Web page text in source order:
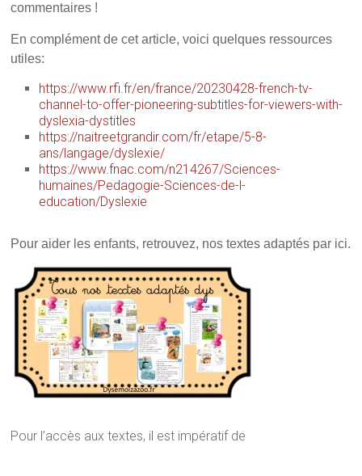
commentaires !
En complément de cet article, voici quelques ressources
utiles:
https://www.rfi.fr/en/france/20230428-french-tv-
channel-to-offer-pioneering-subtitles-for-viewers-with-
dyslexia-dystitles
https://naitreetgrandir.com/fr/etape/5-8-
ans/langage/dyslexie/
https://www.fnac.com/n214267/Sciences-
humaines/Pedagogie-Sciences-de-l-
education/Dyslexie
Pour aider les enfants, retrouvez, nos textes adaptés par ici.
Pour l’accès aux textes, il est impératif de